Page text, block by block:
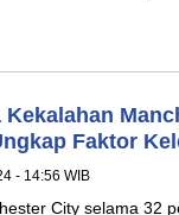
Kekalahan
Faktor
- 14:56 WIB
City selama 32